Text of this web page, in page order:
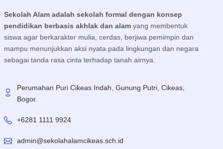
Sekolah Alam adalah sekolah formal dengan konsep
pendidikan berbasis akhlak dan alam yang membentuk
siswa agar berkarakter mulia, cerdas, berjiwa pemimpin dan
mampu menunjukkan aksi nyata pada lingkungan dan negara
sebagai tanda rasa cinta terhadap tanah airnya.
Perumahan Puri Cikeas Indah, Gunung Putri, Cikeas,
Bogor.
+6281 1111 9924
admin@sekolahalamcikeas.sch.id